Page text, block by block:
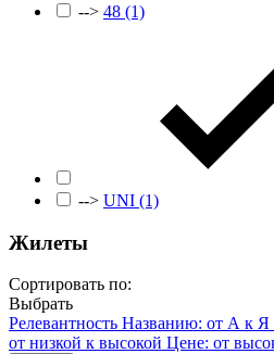
--> 48 (1)
--> UNI (1)
Жилеты
Сортировать по:
Выбрать
Релевантность Названию: от А к Я
от низкой к высокой Цене: от